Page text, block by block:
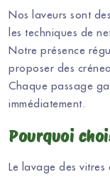
Nos laveurs sont des
les techniques de
Notre présence
proposer des
Chaque passage
immédiatement.
Pourquoi
Le lavage des